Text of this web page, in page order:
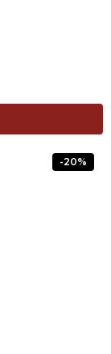
izberete na
-20%